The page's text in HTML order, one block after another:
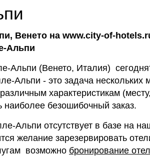
Венето на www.city-of-
Альпи
Альпи (Венето, Италия)
Альпи - это задача нескольких
характеристикам
наиболее безошибочный заказ.
Альпи отсутствует в базе на
желание зарезервировать
возможно бронирование